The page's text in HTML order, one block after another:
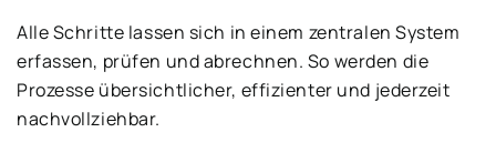
Alle Schritte lassen sich in einem zentralen System
erfassen, prüfen und abrechnen. So werden die
Prozesse übersichtlicher, effizienter und jederzeit
nachvollziehbar.